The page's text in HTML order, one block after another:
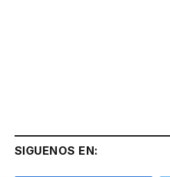
SIGUENOS EN: